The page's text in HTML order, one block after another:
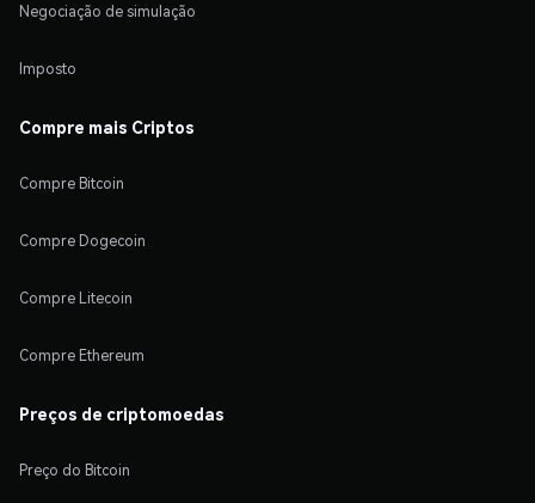
Negociação de simulação
Imposto
Compre mais Criptos
Compre Bitcoin
Compre Dogecoin
Compre Litecoin
Compre Ethereum
Preços de criptomoedas
Preço do Bitcoin